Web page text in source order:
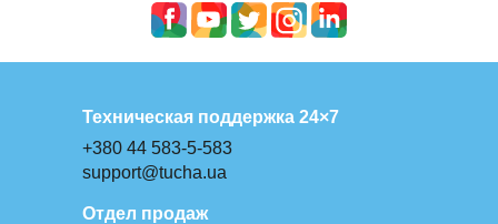
Техническая поддержка 24×7
+380 44 583-5-583
support@tucha.ua
Отдел продаж